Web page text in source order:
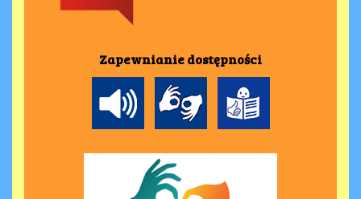
Zapewnianie dostępności